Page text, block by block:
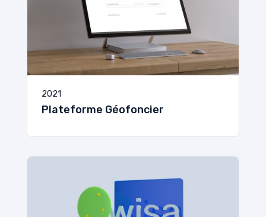
2021
Plateforme Géofoncier